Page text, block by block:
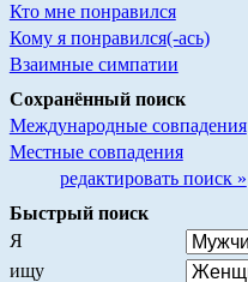
Кто мне понравился
Кому я понравился(-ась)
Взаимные симпатии
Сохранённый поиск
Международные совпадения
Местные совпадения
редактировать поиск »
Быстрый поиск
Я
ищу